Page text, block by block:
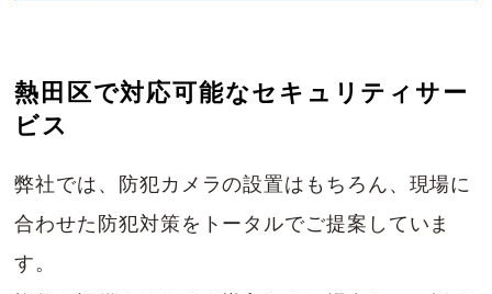
熱田区で対応可能なセキュリティサー
ビス
弊社では、防犯カメラの設置はもちろん、現場に
合わせた防犯対策をトータルでご提案していま
す。